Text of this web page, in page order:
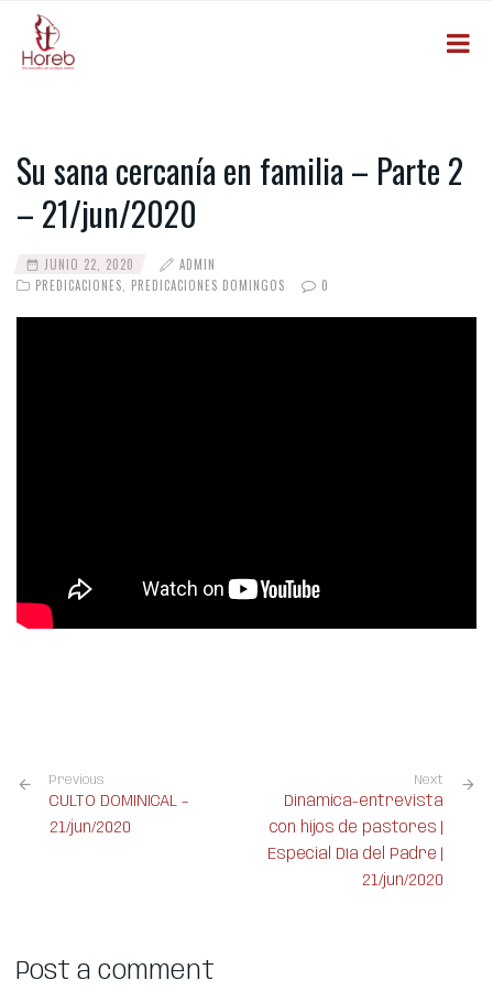
Su sana cercanía en familia – Parte 2
– 21/jun/2020
JUNIO 22, 2020
ADMIN
PREDICACIONES
PREDICACIONES DOMINGOS 0
Previous
CULTO DOMINICAL –
21/jun/2020
Next
Dinámica-entrevista
con hijos de pastores |
Especial Día del Padre |
21/jun/2020
Post a comment